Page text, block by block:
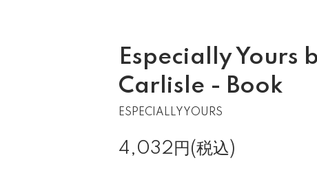
Especially Yours
Carlisle - Book
ESPECIALLYYOURS
4,032円(税込)